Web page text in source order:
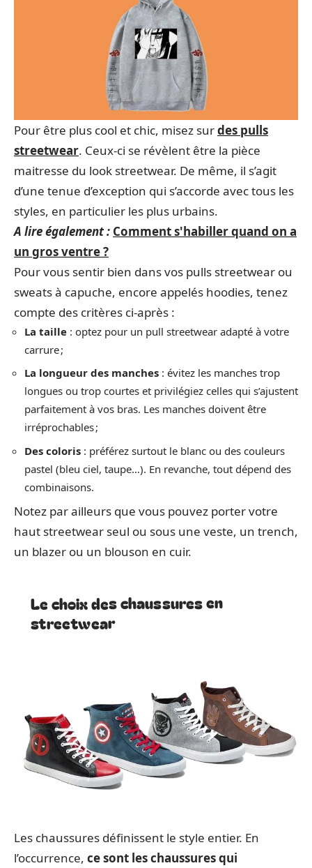
Pour être plus cool et chic, misez surdes pulls
streetwear. Ceux-ci se révèlent être la pièce
maitresse du look streetwear. De même, il s’agit
d’une tenue d’exception qui s’accorde avec tous les
styles, en particulier les plus urbains.
A lire également : Comment s'habiller quand on a
un gros ventre ?
Pour vous sentir bien dans vos pulls streetwear ou
sweats à capuche, encore appelés hoodies, tenez
compte des critères ci-après :
La taille : optez pour un pull streetwear adapté à votre
carrure ;
La longueur des manches : évitez les manches trop
longues ou trop courtes et privilégiez celles qui s’ajustent
parfaitement à vos bras. Les manches doivent être
irréprochables ;
Des coloris : préférez surtout le blanc ou des couleurs
pastel (bleu ciel, taupe…). En revanche, tout dépend des
combinaisons.
Notez par ailleurs que vous pouvez porter votre
haut streetwear seul ou sous une veste, un trench,
un blazer ou un blouson en cuir.
Le choix des chaussures en
streetwear
Les chaussures définissent le style entier. En
l’occurrence, ce sont les chaussures qui